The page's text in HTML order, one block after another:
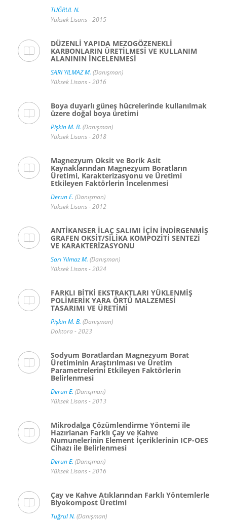
TUĞRUL N.
Yüksek Lisans - 2015
DÜZENLİ YAPIDA MEZOGÖZENEKLİ
KARBONLARIN ÜRETİLMESİ VE KULLANIM
ALANININ İNCELENMESİ
SARI YILMAZ M. (Danışman)
Yüksek Lisans - 2016
Boya duyarlı güneş hücrelerinde kullanılmak
üzere doğal boya üretimi
Pişkin M. B. (Danışman)
Yüksek Lisans - 2018
Magnezyum Oksit ve Borik Asit
Kaynaklarından Magnezyum Boratların
Üretimi, Karakterizasyonu ve Üretimi
Etkileyen Faktörlerin İncelenmesi
Derun E. (Danışman)
Yüksek Lisans - 2012
ANTİKANSER İLAÇ SALIMI İÇİN İNDİRGENMİŞ
GRAFEN OKSİT/SİLİKA KOMPOZİTİ SENTEZİ
VE KARAKTERİZASYONU
Sarı Yılmaz M. (Danışman)
Yüksek Lisans - 2024
FARKLI BİTKİ EKSTRAKTLARI YÜKLENMİŞ
POLİMERİK YARA ÖRTÜ MALZEMESİ
TASARIMI VE ÜRETİMİ
Pişkin M. B. (Danışman)
Doktora - 2023
Sodyum Boratlardan Magnezyum Borat
Üretiminin Araştırılması ve Üretim
Parametrelerini Etkileyen Faktörlerin
Belirlenmesi
Derun E. (Danışman)
Yüksek Lisans - 2013
Mikrodalga Çözümlendirme Yöntemi ile
Hazırlanan Farklı Çay ve Kahve
Numunelerinin Element İçeriklerinin ICP-OES
Cihazı ile Belirlenmesi
Derun E. (Danışman)
Yüksek Lisans - 2016
Çay ve Kahve Atıklarından Farklı Yöntemlerle
Biyokompost Üretimi
Tuğrul N. (Danışman)